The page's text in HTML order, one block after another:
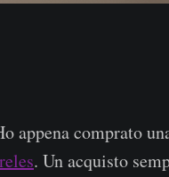
appena comprato
. Un acquisto